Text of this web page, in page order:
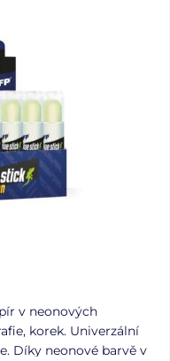
v neonových
korek. Univerzální
Díky neonové barvě v